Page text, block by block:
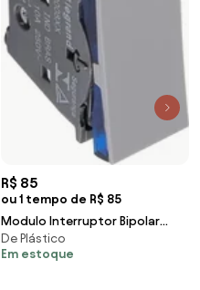
R$ 85
ou 1 tempo de R$ 85
Modulo Interruptor Bipolar
Paralelo Cinza Pial Plus+
De Plástico
Em estoque